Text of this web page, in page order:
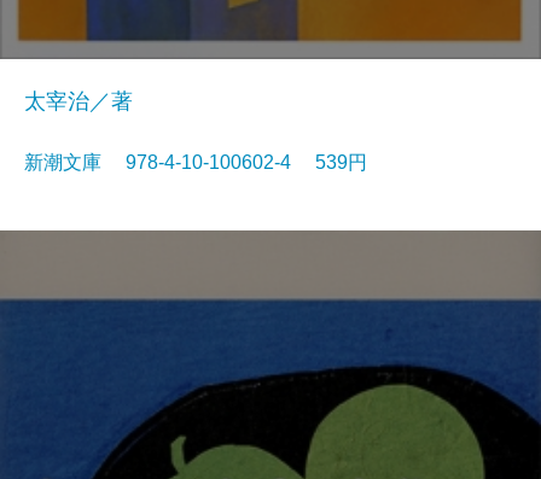
太宰治／著
新潮文庫 978-4-10-100602-4 539円